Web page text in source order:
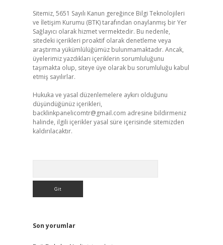
Sitemiz, 5651 Sayılı Kanun gereğince Bilgi Teknolojileri
ve İletişim Kurumu (BTK) tarafından onaylanmış bir Yer
Sağlayıcı olarak hizmet vermektedir. Bu nedenle,
sitedeki içerikleri proaktif olarak denetleme veya
araştırma yükümlülüğümüz bulunmamaktadır. Ancak,
üyelerimiz yazdıkları içeriklerin sorumluluğunu
taşımakta olup, siteye üye olarak bu sorumluluğu kabul
etmiş sayılırlar.
Hukuka ve yasal düzenlemelere aykırı olduğunu
düşündüğünüz içerikleri,
backlinkpanelicomtr@gmail.com adresine bildirmeniz
halinde, ilgili içerikler yasal süre içerisinde sitemizden
kaldırılacaktır.
Son yorumlar